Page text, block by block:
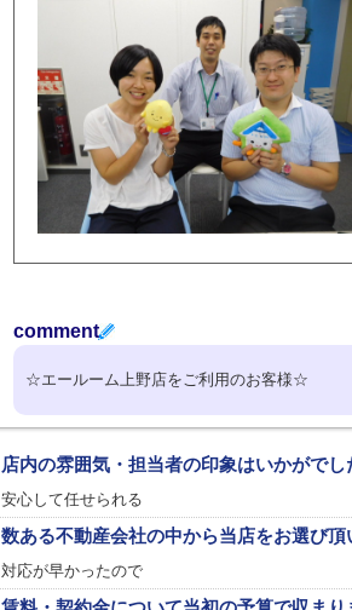
comment
☆エールーム上野店をご利用のお客様☆
店内の雰囲気・担当者の印象はいかがでし
安心して任せられる
数ある不動産会社の中から当店をお選び
対応が早かったので